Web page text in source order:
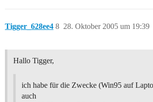
Tigger_628ee4 28. Oktober 2005 um 19:39
8
Hallo Tigger,
ich habe für die Zwecke (Win95 auf
auch